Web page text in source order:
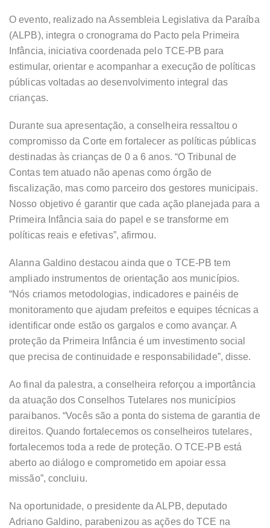
O evento, realizado na Assembleia Legislativa da Paraíba
(ALPB), integra o cronograma do Pacto pela Primeira
Infância, iniciativa coordenada pelo TCE-PB para
estimular, orientar e acompanhar a execução de políticas
públicas voltadas ao desenvolvimento integral das
crianças.
Durante sua apresentação, a conselheira ressaltou o
compromisso da Corte em fortalecer as políticas públicas
destinadas às crianças de 0 a 6 anos. “O Tribunal de
Contas tem atuado não apenas como órgão de
fiscalização, mas como parceiro dos gestores municipais.
Nosso objetivo é garantir que cada ação planejada para a
Primeira Infância saia do papel e se transforme em
políticas reais e efetivas”, afirmou.
Alanna Galdino destacou ainda que o TCE-PB tem
ampliado instrumentos de orientação aos municípios.
“Nós criamos metodologias, indicadores e painéis de
monitoramento que ajudam prefeitos e equipes técnicas a
identificar onde estão os gargalos e como avançar. A
proteção da Primeira Infância é um investimento social
que precisa de continuidade e responsabilidade”, disse.
Ao final da palestra, a conselheira reforçou a importância
da atuação dos Conselhos Tutelares nos municípios
paraibanos. “Vocês são a ponta do sistema de garantia de
direitos. Quando fortalecemos os conselheiros tutelares,
fortalecemos toda a rede de proteção. O TCE-PB está
aberto ao diálogo e comprometido em apoiar essa
missão”, concluiu.
Na oportunidade, o presidente da ALPB, deputado
Adriano Galdino, parabenizou as ações do TCE na